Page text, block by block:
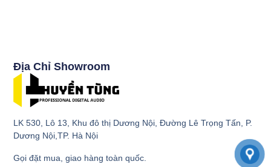
Địa Chỉ Showroom
LK 530, Lô 13, Khu đô thị Dương Nội, Đường Lê Trọng Tấn, P.
Dương Nội,TP. Hà Nội
Gọi đặt mua, giao hàng toàn quốc.